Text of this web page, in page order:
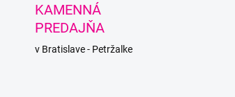
KAMENNÁ
PREDAJŇA
v Bratislave - Petržalke